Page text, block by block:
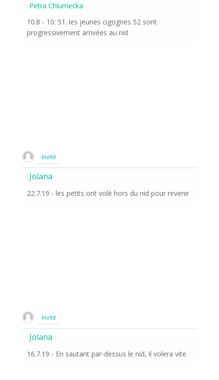
Petra Chlumecka
10.8 - 10: 51: les jeunes cigognes 52 sont
progressivement arrivées au nid
Invité
Jolana
22.7.19 - les petits ont volé hors du nid pour revenir
Invité
Jolana
16.7.19 - En sautant par-dessus le nid, il volera vite